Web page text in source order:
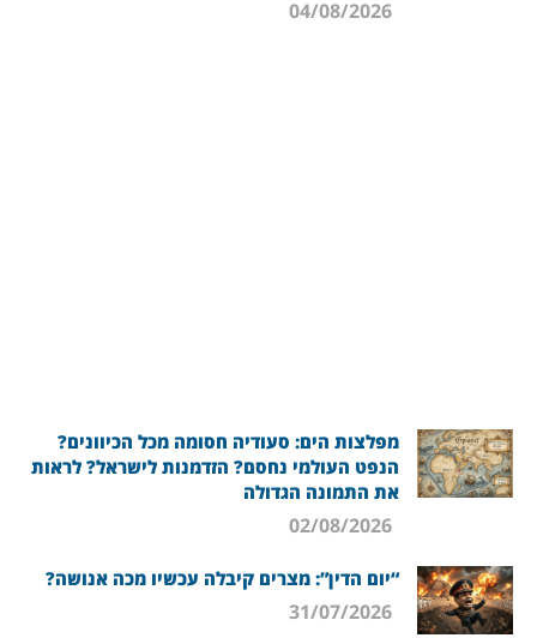
מפלצות הים: סעודיה חסומה מכל הכיוונים?
הנפט העולמי נחסם? הזדמנות לישראל? לראות
את התמונה הגדולה
“יום הדין”: מצרים קיבלה עכשיו מכה אנושה?